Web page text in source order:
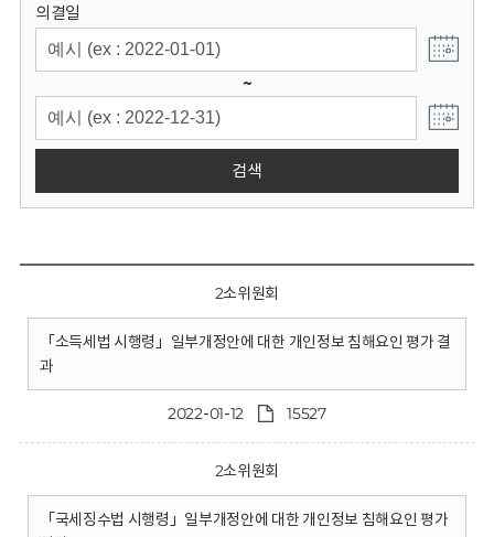
의결일
~
검색
2소위원회
「소득세법 시행령」일부개정안에 대한 개인정보 침해요인 평가 결
과
2022-01-12 15527
2소위원회
「국세징수법 시행령」일부개정안에 대한 개인정보 침해요인 평가